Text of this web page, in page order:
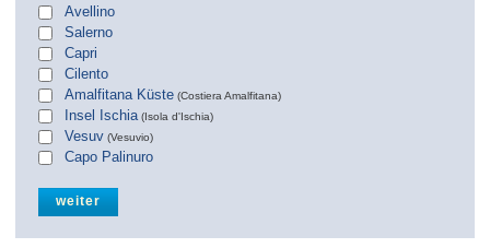
Avellino
Salerno
Capri
Cilento
Amalfitana Küste (Costiera Amalfitana)
Insel Ischia (Isola d'Ischia)
Vesuv (Vesuvio)
Capo Palinuro